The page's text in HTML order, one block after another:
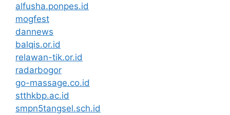
alfusha.ponpes.id
mogfest
dannews
balqis.or.id
relawan-tik.or.id
radarbogor
go-massage.co.id
stthkbp.ac.id
smpn5tangsel.sch.id